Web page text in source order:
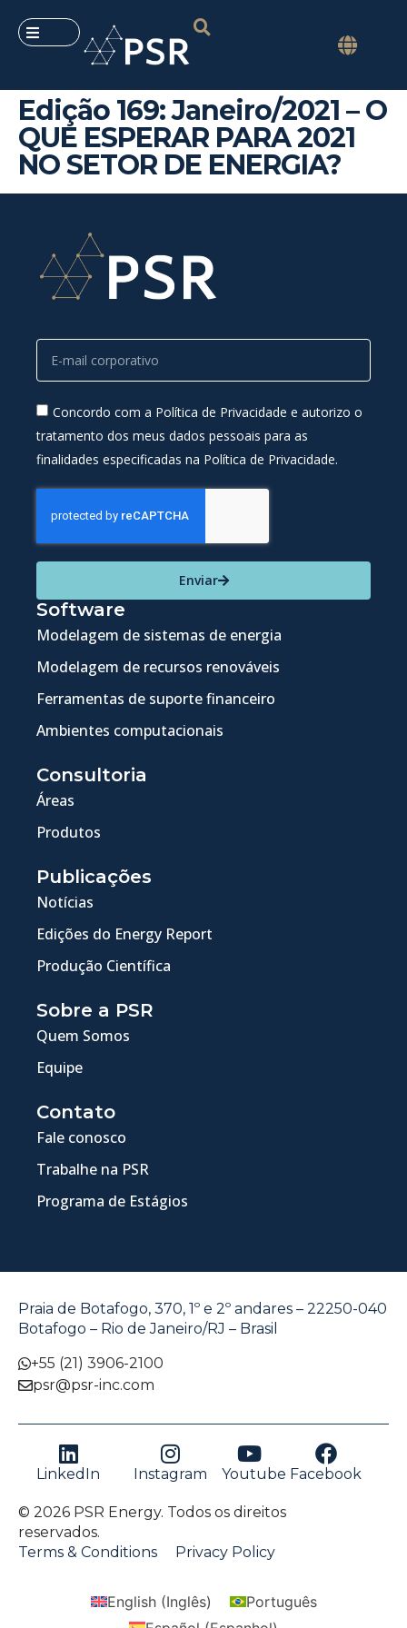
Edição 169: Janeiro/2021 – O
QUE ESPERAR PARA 2021
NO SETOR DE ENERGIA?
Concordo com a Política de Privacidade e autorizo o
tratamento dos meus dados pessoais para as
finalidades especificadas na Política de Privacidade.
Enviar
Software
Modelagem de sistemas de energia
Modelagem de recursos renováveis
Ferramentas de suporte financeiro
Ambientes computacionais
Consultoria
Áreas
Produtos
Publicações
Notícias
Edições do Energy Report
Produção Científica
Sobre a PSR
Quem Somos
Equipe
Contato
Fale conosco
Trabalhe na PSR
Programa de Estágios
Praia de Botafogo, 370, 1º e 2º andares – 22250-040
Botafogo – Rio de Janeiro/RJ – Brasil
+55 (21) 3906-2100
psr@psr-inc.com
LinkedIn Instagram Youtube Facebook
© 2026 PSR Energy. Todos os direitos
reservados.
Terms & Conditions
Privacy Policy
English(Inglês)
Português